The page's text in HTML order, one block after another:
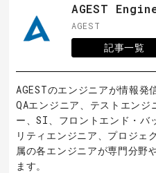
AGEST
AGEST
記事一覧
AGESTのエンジニアが情報発
QAエンジニア、テストエン
ー、SI、フロントエンド・バ
リティエンジニア、プロジェ
属の各エンジニアが専門分野
ます。